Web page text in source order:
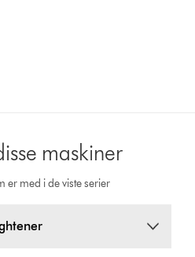
maskiner
er med i de viste serier